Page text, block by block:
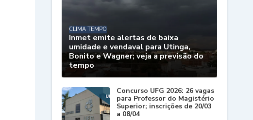
CLIMA TEMPO
Inmet emite alertas de baixa
umidade e vendaval para Utinga,
Bonito e Wagner; veja a previsão do
tempo
Concurso UFG 2026: 26 vagas
para Professor do Magistério
Superior; inscrições de 20/03
a 08/04